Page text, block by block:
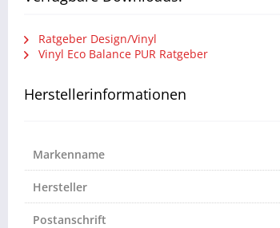
Ratgeber Design/Vinyl
Vinyl Eco Balance PUR Ratgeber
Herstellerinformationen
Markenname
Hersteller
Postanschrift